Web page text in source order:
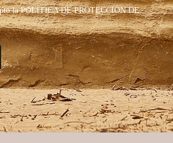
laPOLÍTICA DE PROTECCIÓN DE